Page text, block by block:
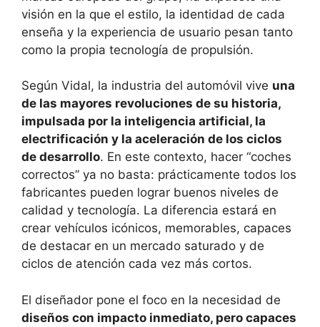
visión en la que el estilo, la identidad de cada
enseña y la experiencia de usuario pesan tanto
como la propia tecnología de propulsión.
Según Vidal, la industria del automóvil vive una
de las mayores revoluciones de su historia,
impulsada por la inteligencia artificial, la
electrificación y la aceleración de los ciclos
de desarrollo. En este contexto, hacer “coches
correctos” ya no basta: prácticamente todos los
fabricantes pueden lograr buenos niveles de
calidad y tecnología. La diferencia estará en
crear vehículos icónicos, memorables, capaces
de destacar en un mercado saturado y de
ciclos de atención cada vez más cortos.
El diseñador pone el foco en la necesidad de
diseños con impacto inmediato, pero capaces